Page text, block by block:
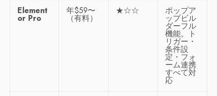
Element
or Pro
年$59〜
（有料）
★☆☆ ポップア
ップビル
ダーフル
機能。ト
リガー・
条件設
定・フォ
ーム連携
すべて対
応